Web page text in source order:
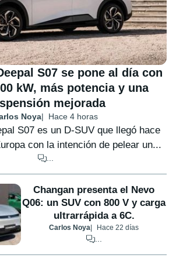
S07 se pone al día con
kW, más potencia y una
mejorada
Noya Hace 4 horas
S07 es un D-SUV que llegó hace
con la intención de pelear un...
...
Changan presenta el Nevo
Q06: un SUV con 800 V y carga
ultrarrápida a 6C.
Carlos Noya Hace 22 días
...